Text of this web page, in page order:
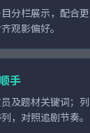
分栏展示，配合
观影偏好。
手
及题材关键词；列
，对照追剧节奏。